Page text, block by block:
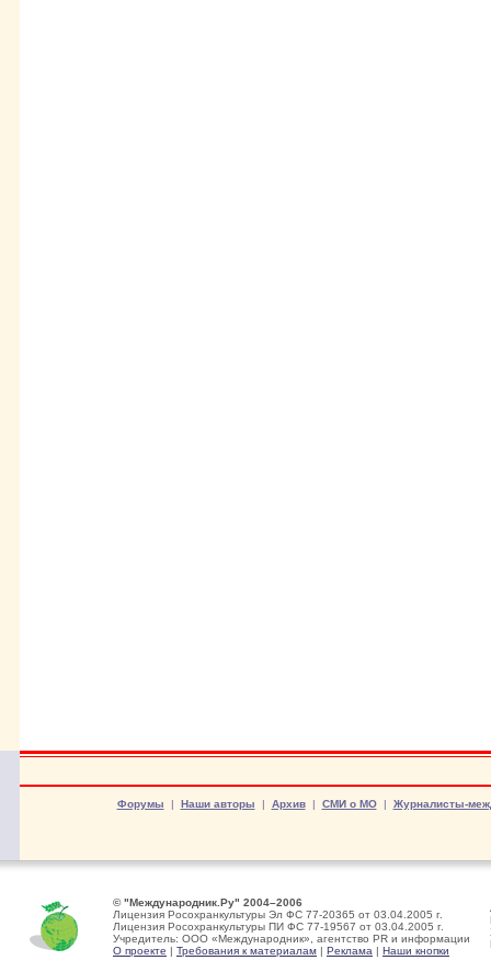
Форумы | Наши авторы | Архив| СМИ о МО| Журналисты-
© "Международник.Ру" 2004–2006
Лицензия Росохранкультуры Эл ФС 77-20365 от 03.04.2005 г.
Лицензия Росохранкультуры ПИ ФС 77-19567 от 03.04.2005 г.
Учредитель: ООО «Международник», агентство PR и информации
О проекте | Требования к материалам | Реклама | Наши кнопки